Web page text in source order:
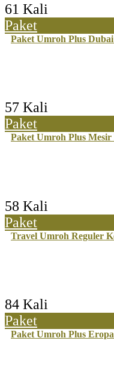
61 Kali
Paket
Paket Umroh Plus
57 Kali
Paket
Paket Umroh Plus Mesir
58 Kali
Paket
Travel Umroh Reguler
84 Kali
Paket
Paket Umroh Plus